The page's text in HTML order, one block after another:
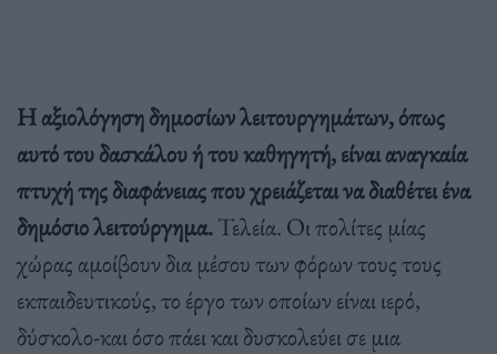
Η αξιολόγηση δημοσίων λειτουργημάτων, όπως
αυτό του δασκάλου ή του καθηγητή, είναι αναγκαία
πτυχή της διαφάνειας που χρειάζεται να διαθέτει ένα
δημόσιο λειτούργημα.Τελεία. Οι πολίτες μίας
χώρας αμοίβουν δια μέσου των φόρων τους τους
εκπαιδευτικούς, το έργο των οποίων είναι ιερό,
δύσκολο-και όσο πάει και δυσκολεύει σε μια